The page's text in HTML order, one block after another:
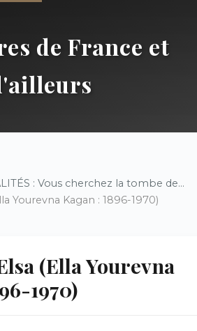
de France et
: Vous cherchez la tombe de...
Yourevna Kagan : 1896-1970)
(Ella Yourevna
1970)